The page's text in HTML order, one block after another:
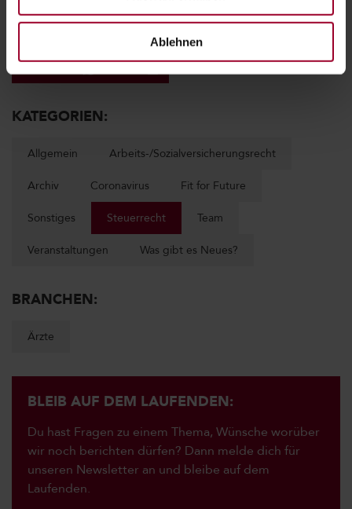
Ablehnen
ARTIKEL TEILEN:
KATEGORIEN:
Allgemein Arbeits-/Sozialversicherungsrecht
Archiv Coronavirus Fit for Future
Sonstiges Steuerrecht Team
Veranstaltungen Was gibt es Neues?
BRANCHEN:
Ärzte
BLEIB AUF DEM LAUFENDEN:
Du hast Fragen zu einem Thema, Wünsche worüber
wir noch berichten dürfen? Dann melde dich für
unseren Newsletter an und bleibe auf dem
Laufenden.